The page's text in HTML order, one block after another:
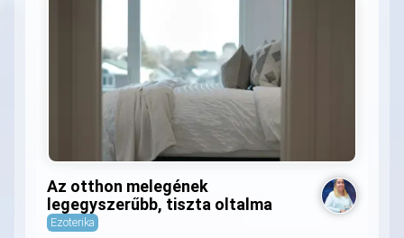
Az otthon melegének
legegyszerűbb, tiszta oltalma
Ezoterika